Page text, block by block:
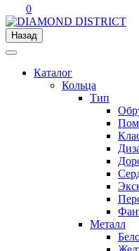
0
Назад
Каталог
Кольца
Тип
Металл